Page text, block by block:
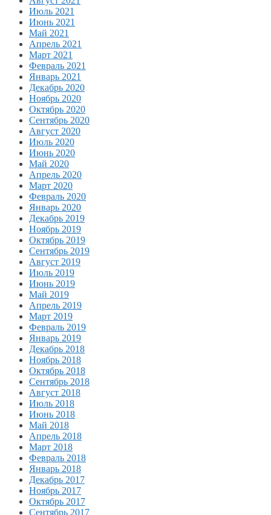
Июль 2021
Июнь 2021
Май 2021
Апрель 2021
Март 2021
Февраль 2021
Январь 2021
Декабрь 2020
Ноябрь 2020
Октябрь 2020
Сентябрь 2020
Август 2020
Июль 2020
Июнь 2020
Май 2020
Апрель 2020
Март 2020
Февраль 2020
Январь 2020
Декабрь 2019
Ноябрь 2019
Октябрь 2019
Сентябрь 2019
Август 2019
Июль 2019
Июнь 2019
Май 2019
Апрель 2019
Март 2019
Февраль 2019
Январь 2019
Декабрь 2018
Ноябрь 2018
Октябрь 2018
Сентябрь 2018
Август 2018
Июль 2018
Июнь 2018
Май 2018
Апрель 2018
Март 2018
Февраль 2018
Январь 2018
Декабрь 2017
Ноябрь 2017
Октябрь 2017
Сентябрь 2017